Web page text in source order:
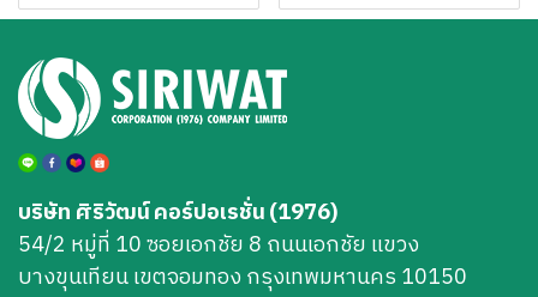
บริษัท ศิริวัฒน์ คอร์ปอเรชั่น (1976)
54/2 หมู่ที่ 10 ซอยเอกชัย 8 ถนนเอกชัย แขวง
บางขุนเทียน เขตจอมทอง กรุงเทพมหานคร 10150